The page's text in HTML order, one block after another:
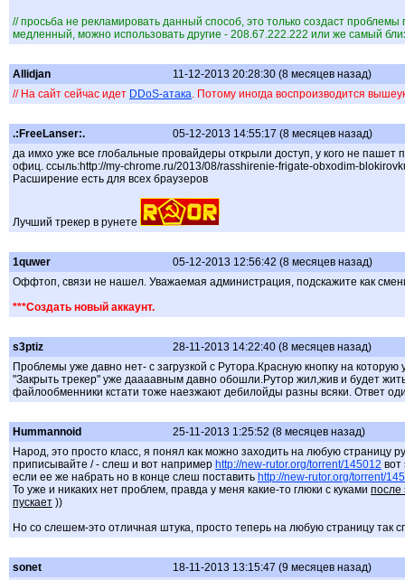
// просьба не рекламировать данный способ, это только создаст
медленный, можно использовать другие - 208.67.222.222 или же самый
Allidjan
11-12-2013 20:28:30 (8 месяцев назад)
// На сайт сейчас идет DDoS-атака. Потому иногда воспроизводится
.:FreeLanser:.
05-12-2013 14:55:17 (8 месяцев назад)
да имхо уже все глобальные провайдеры открыли доступ, у кого не
офиц. ссыль:http://my-chrome.ru/2013/08/rasshirenie-frigate-obxodim-
Расширение есть для всех браузеров
Лучший трекер в рунете
1quwer
05-12-2013 12:56:42 (8 месяцев назад)
Оффтоп, связи не нашел. Уважаемая администрация, подскажите как
***Создать новый аккаунт.
s3ptiz
28-11-2013 14:22:40 (8 месяцев назад)
Проблемы уже давно нет- с загрузкой с Рутора.Красную кнопку на
"Закрыть трекер" уже даааавным давно обошли.Рутор жил,жив и будет
файлообменники кстати тоже наезжают дебилойды разны всяки. Ответ
Hummannoid
25-11-2013 1:25:52 (8 месяцев назад)
Народ, это просто класс, я понял как можно заходить на любую страницу
приписывайте / - слеш и вот например http://new-rutor.org/torrent/145012 вот
если ее же набрать но в конце слеш поставить http://new-rutor.org/torrent/
То уже и никаких нет проблем, правда у меня какие-то глюки с куками после
пускает ))
Но со слешем-это отличная штука, просто теперь на любую страницу так
sonet
18-11-2013 13:15:47 (9 месяцев назад)